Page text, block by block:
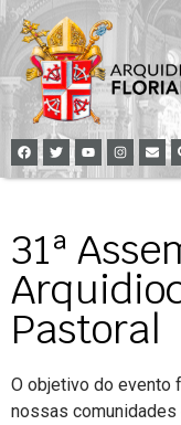
31ª
Pastoral
O objetivo do evento
nossas